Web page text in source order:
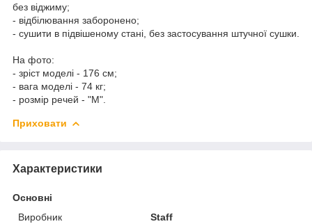
без віджиму;
- відбілювання заборонено;
- сушити в підвішеному стані, без застосування штучної сушки.
На фото:
- зріст моделі - 176 см;
- вага моделі - 74 кг;
- розмір речей - "M".
Приховати
Характеристики
Основні
Виробник
Staff